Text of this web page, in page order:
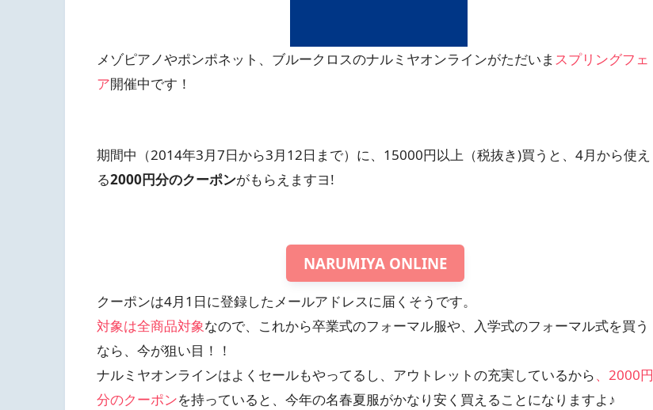
メゾピアノやポンポネット、ブルークロスのナルミヤオンラインがただいま スプリングフェ
ア開催中です！
期間中（2014年3月7日から3月12日まで）に、15000円以上（税抜き)買うと、4月から使え
る2000円分のクーポンがもらえますヨ!
NARUMIYA ONLINE
クーポンは4月1日に登録したメールアドレスに届くそうです。
対象は全商品対象なので、これから卒業式のフォーマル服や、入学式のフォーマル式を買う
なら、今が狙い目！！
ナルミヤオンラインはよくセールもやってるし、アウトレットの充実しているから、2000円
分のクーポンを持っていると、今年の名春夏服がかなり安く買えることになりますよ♪